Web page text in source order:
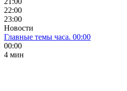
22:00
23:00
Новости
Главные темы часа. 00:00
00:00
4 мин